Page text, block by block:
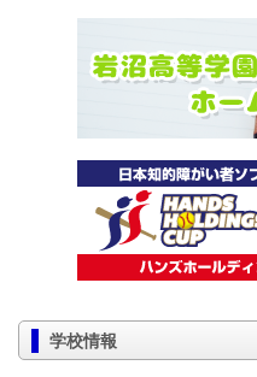
学校情報